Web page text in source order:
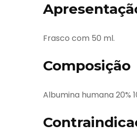
Frasco com 50 ml.
Composição
Albumina humana 20%